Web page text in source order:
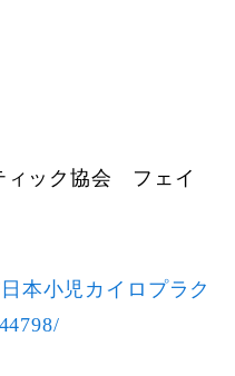
ィック協会 フェイ
本小児カイロプラク